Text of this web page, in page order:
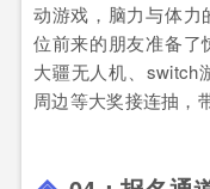
动游戏，脑力与体力
位前来的朋友准备了
大疆无人机、switch
周边等大奖接连抽，